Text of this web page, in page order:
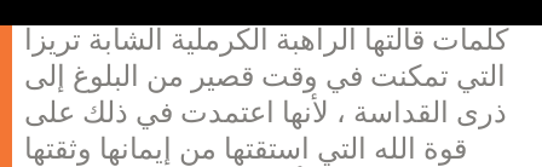
كلمات قالتها الراهبة الكرملية الشابة تريزا
التي تمكنت في وقت قصير من البلوغ إلى
ذرى القداسة ، لأنها اعتمدت في ذلك على
قوة الله التي استقتها من إيمانها وثقتها